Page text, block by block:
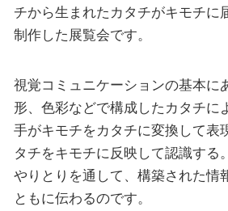
チから生まれたカタチがキモチに
制作した展覧会です。
視覚コミュニケーションの基本に
形、色彩などで構成したカタチに
手がキモチをカタチに変換して表
タチをキモチに反映して認識する
やりとりを通して、構築された情
ともに伝わるのです。